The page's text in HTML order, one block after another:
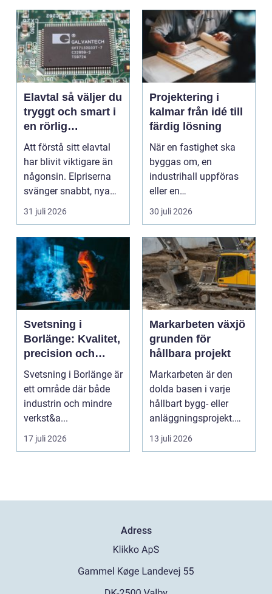
Elavtal så väljer du
tryggt och smart i
en rörlig
elmarknad
Att förstå sitt elavtal
har blivit viktigare än
någonsin. Elpriserna
svänger snabbt, nya
typer av av...
31 juli 2026
Projektering i
kalmar från idé till
färdig lösning
När en fastighet ska
byggas om, en
industrihall uppföras
eller en
lantbruksanläggning
moderniseras ä...
30 juli 2026
Svetsning i
Borlänge: Kvalitet,
precision och
hållbara
konstruktioner
Svetsning i Borlänge är
ett område där både
industrin och mindre
verkst&a...
17 juli 2026
Markarbeten växjö
grunden för
hållbara projekt
Markarbeten är den
dolda basen i varje
hållbart bygg- eller
anläggningsprojekt.
Oavsett om det gälle...
13 juli 2026
Adress